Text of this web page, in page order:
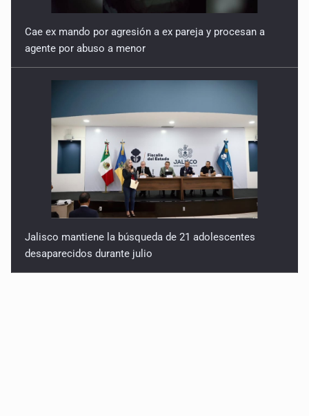
Cae ex mando por agresión a ex pareja y procesan a
agente por abuso a menor
Jalisco mantiene la búsqueda de 21 adolescentes
desaparecidos durante julio